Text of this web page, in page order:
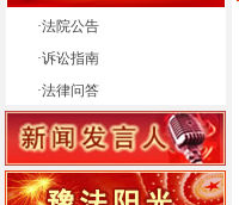
·法院公告
·诉讼指南
·法律问答